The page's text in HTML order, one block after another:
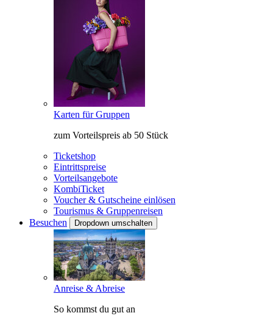
Karten für Gruppen
zum Vorteilspreis ab 50 Stück
Ticketshop
Eintrittspreise
Vorteilsangebote
KombiTicket
Voucher & Gutscheine einlösen
Tourismus & Gruppenreisen
Besuchen
Dropdown umschalten
Anreise & Abreise
So kommst du gut an